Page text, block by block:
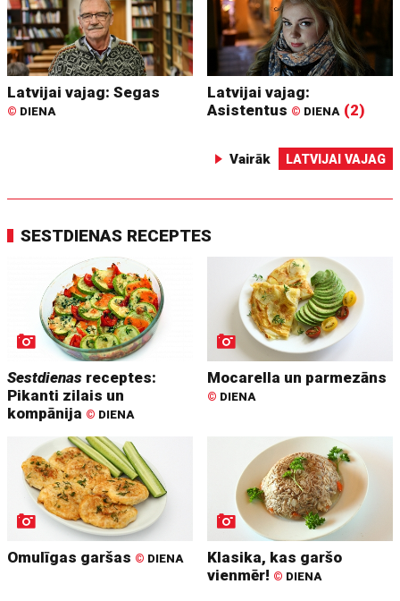
Latvijai vajag: Segas
© DIENA
Latvijai vajag:
Asistentus © DIENA (2)
Vairāk LATVIJAI VAJAG
SESTDIENAS RECEPTES
Sestdienas receptes:
Pikanti zilais un
kompānija © DIENA
Mocarella un parmezāns
© DIENA
Omulīgas garšas © DIENA
Klasika, kas garšo
vienmēr! © DIENA